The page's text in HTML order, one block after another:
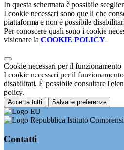
In questa schermata è possibile
I cookie necessari sono quelli che
piattaforma e non è possibile
Per conoscere quali sono i cookie
visionare la COOKIE POLICY.
Cookie necessari per il funzionamento
I cookie necessari per il
disabilitati. È possibile consultare
policy.
Accetta tutti Salva le preferenze
Istituto
Contatti